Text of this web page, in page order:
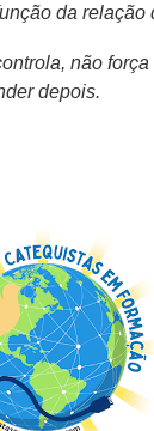
da relação
não
depois.